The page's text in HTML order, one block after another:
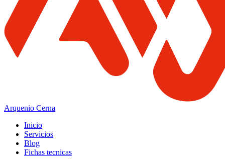
Arquenio Cerna
Inicio
Servicios
Blog
Fichas tecnicas